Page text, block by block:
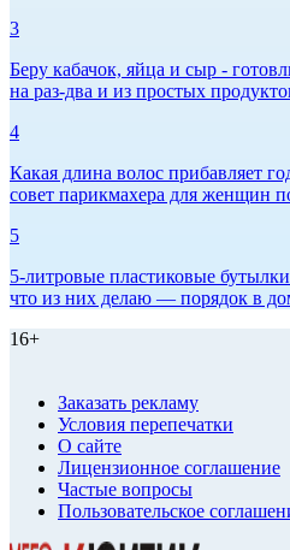
3
Беру кабачок, яйца и сыр -
на раз-два и из простых
4
Какая длина волос прибавляет
совет парикмахера для женщин
5
5-литровые пластиковые
что из них делаю — порядок в
16+
Заказать рекламу
Условия перепечатки
О сайте
Лицензионное соглашение
Частые вопросы
Пользовательское